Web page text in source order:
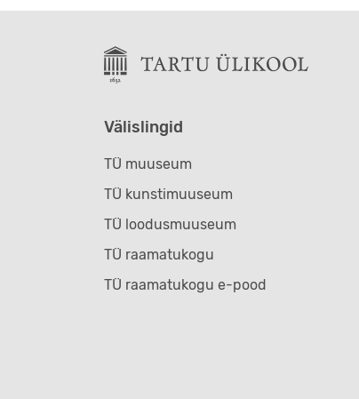
Välislingid
TÜ muuseum
TÜ kunstimuuseum
TÜ loodusmuuseum
TÜ raamatukogu
TÜ raamatukogu e-pood